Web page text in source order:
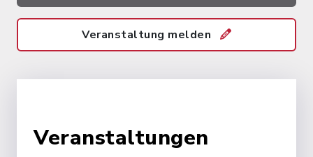
Veranstaltungen
Veranstaltung melden